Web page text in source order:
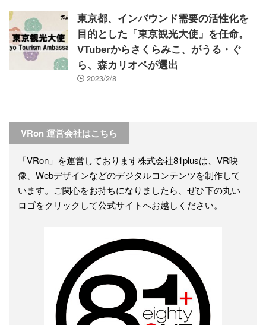
東京都、インバウンド需要の活性化を
目的とした「東京観光大使」を任命。
VTuberからさくらみこ、がうる・ぐ
ら、森カリオペが選出
2023/2/8
VRon 運営会社はこちら
「VRon」を運営しております株式会社81plusは、VR映
像、Webデザインなどのデジタルコンテンツを制作して
います。ご関心をお持ちになりましたら、ぜひ下の丸い
ロゴをクリックして公式サイトへお越しください。